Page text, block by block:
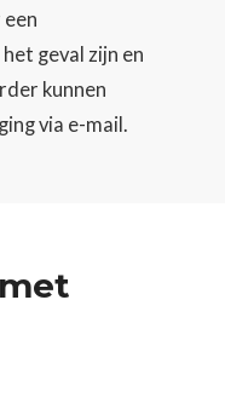
geval zijn en
kunnen
via e-mail.